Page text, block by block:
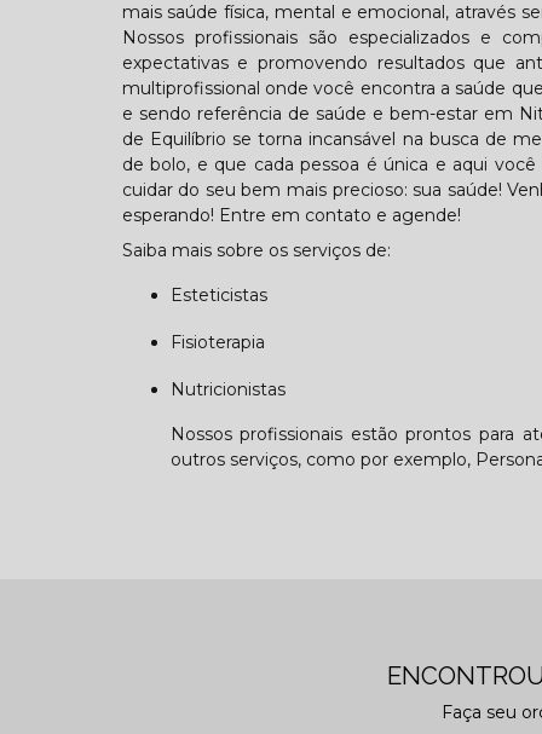
mais saúde física, mental e emocional, através
Nossos profissionais são especializados e
expectativas e promovendo resultados que
multiprofissional onde você encontra a saúde
e sendo referência de saúde e bem-estar em
de Equilíbrio se torna incansável na busca de
de bolo, e que cada pessoa é única e aqui
cuidar do seu bem mais precioso: sua saúde!
esperando! Entre em contato e agende!
Saiba mais sobre os serviços de:
Esteticistas
Fisioterapia
Nutricionistas
Nossos profissionais estão prontos para
outros serviços, como por exemplo,
Faça seu